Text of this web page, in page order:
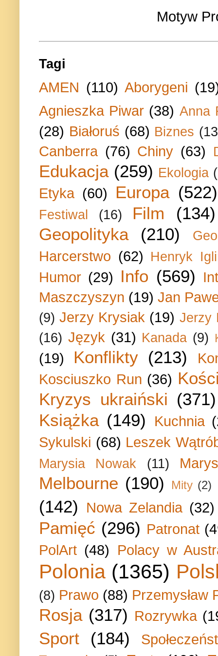
Motyw
Tagi
AMEN (110) Aborygeni
Agnieszka Piwar (38) Anna
(28) Białoruś (68) Biznes
Canberra (76) Chiny (63)
Edukacja (259) Ekologia
Etyka (60) Europa (522)
Festiwal (16) Film
(134)
Geopolityka
(210)
Harcerstwo (62) Henryk
Humor (29) Info (569)
Maszczyszyn (19) Jan
(9) Jerzy Krysiak (19) Jerzy
(16) Język (31) Kanada (9)
(19) Konflikty (213)
Kosciuszko Run (36)
Kryzys ukraiński (371)
Książka (149) Kuchnia
Sykulski (68) Leszek
Marysia Nowak (11)
Melbourne (190) Mity (2)
(142) Nowa Zelandia (32)
Pamięć (296) Patronat
PolArt (48) Polacy w
Polonia (1365)
(8) Prawo (88) Przemysław
Rosja (317) Rozrywka
Sport (184)